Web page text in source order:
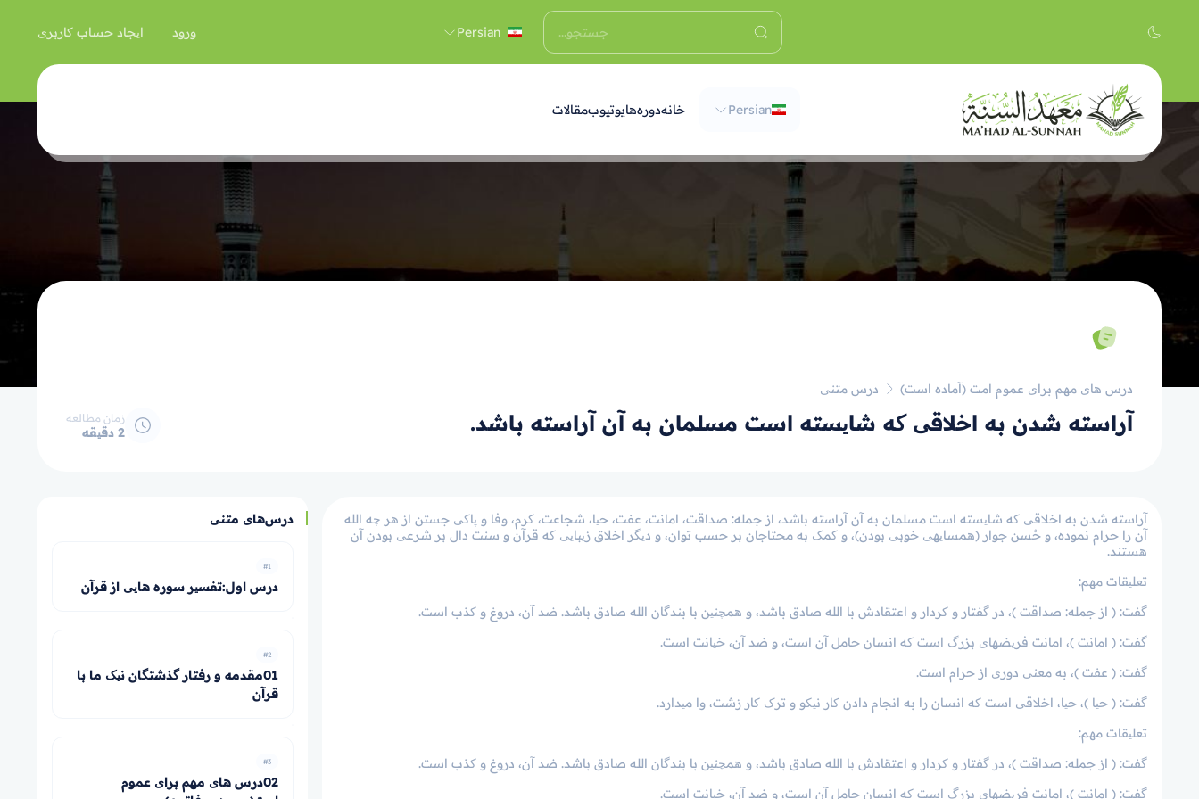
Persian ورود ایجاد حساب کاربری
Persian خانهدوره‌هايوتيوبمقالات
درس های مهم برای عموم امت (آماده است) درس متنی
آراسته شدن به اخلاقی که شایسته است مسلمان به آن آراسته باشد. زمان مطالعه
2 دقیقه
آراسته شدن به اخلاقی که شایسته است مسلمان به آن آراسته باشد، از جمله: صداقت، امانت، عفت، حیا، شجاعت، کرم، وفا و پاکی جستن از هر چه الله
آن را حرام نموده، و حُسن جوار (همسایه­ی خوبی بودن)، و کمک به محتاجان بر حسب توان، و دیگر اخلاق زیبایی که قرآن و سنت دال بر شرعی بودن آن
هستند.
تعلیقات مهم:
گفت: ( از جمله: صداقت )، در گفتار و کردار و اعتقادش با الله صادق باشد، و همچنین با بندگان الله صادق باشد. ضد آن، دروغ و کذب است.
گفت: ( امانت )، امانت فریضه­ای بزرگ است که انسان حامل آن است، و ضد آن، خیانت است.
گفت: ( عفت )، به معنی دوری از حرام است.
گفت: ( حیا )، حیا، اخلاقی است که انسان را به انجام دادن کار نیکو و ترک کار زشت، وا می­دارد.
تعلیقات مهم:
گفت: ( از جمله: صداقت )، در گفتار و کردار و اعتقادش با الله صادق باشد، و همچنین با بندگان الله صادق باشد. ضد آن، دروغ و کذب است.
گفت: ( امانت )، امانت فریضه­ای بزرگ است که انسان حامل آن است، و ضد آن، خیانت است.
درس‌های متنی
#1
درس اول:تفسیر سوره هایی از قرآن
#2
01مقدمه و رفتار گذشتگان نیک ما با
قرآن
#3
02درس های مهم برای عموم